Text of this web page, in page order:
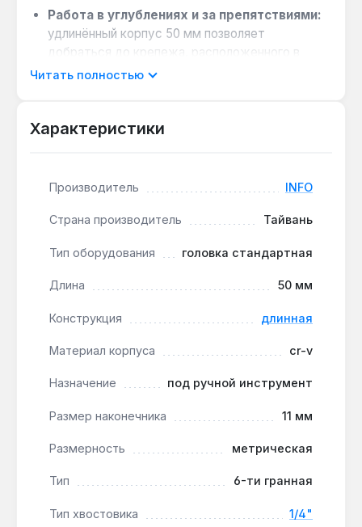
Работа в углублениях и за препятствиями:
удлинённый корпус 50 мм позволяет
добраться до крепежа, расположенного в
нишах, пазах или за элементами конструкции,
граней:шестигранный профиль 11 мм
высоком усилии.
хвостовик 1/4 дюйма подходит для
большинства трещоток, воротков и
удлинителей этого стандарта, что делает
головку универсальным элементом набора.
производитель — Тайвань, что соответствует
инструмента.
мебели, ремонте автомобилей, монтаже
металлоконструкций и других работах, где
требуется точное усилие на крепёж в
ограниченном пространстве. Гарантия 1 год,
Читать полностью
Характеристики
Производитель INFO
Страна производитель Тайвань
Тип оборудования головка стандартная
Длина 50 мм
Конструкция длинная
Материал корпуса cr-v
Назначение под ручной инструмент
Размер наконечника 11 мм
Размерность метрическая
Тип 6-ти гранная
Тип хвостовика 1/4"